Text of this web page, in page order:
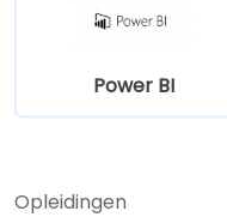
Power BI
Opleidingen